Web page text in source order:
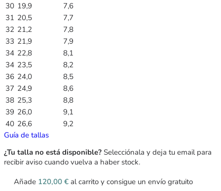
30 19,9
7,6
31 20,5
7,7
32 21,2
7,8
33 21,9
7,9
34 22,8
8,1
34 23,5
8,2
36 24,0
8,5
37 24,9
8,6
38 25,3
8,8
39 26,0
9,1
40 26,6
9,2
Guía de tallas
¿Tu talla no está disponible? Selecciónala y deja tu email para
recibir aviso cuando vuelva a haber stock.
Añade 120,00 € al carrito y consigue un envío gratuito